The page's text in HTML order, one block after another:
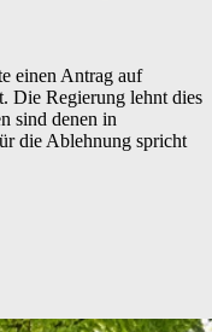
einen Antrag auf
Die Regierung lehnt dies
sind denen in
die Ablehnung spricht